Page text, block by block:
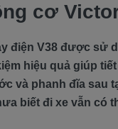
cơ
điện V38 được sử
hiệu quả giúp
và phanh đĩa sau
biết đi xe vẫn có